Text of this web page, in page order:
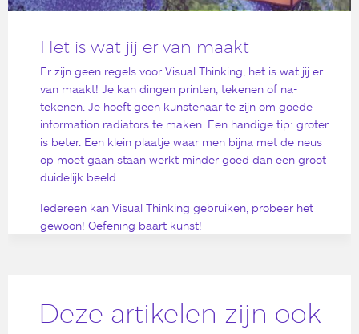
Het is wat jij er van maakt
Er zijn geen regels voor Visual Thinking, het is wat jij er
van maakt! Je kan dingen printen, tekenen of na-
tekenen. Je hoeft geen kunstenaar te zijn om goede
information radiators te maken. Een handige tip: groter
is beter. Een klein plaatje waar men bijna met de neus
op moet gaan staan werkt minder goed dan een groot
duidelijk beeld.
Iedereen kan Visual Thinking gebruiken, probeer het
gewoon! Oefening baart kunst!
Deze artikelen zijn ook